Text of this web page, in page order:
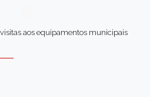
visitas aos equipamentos municipais